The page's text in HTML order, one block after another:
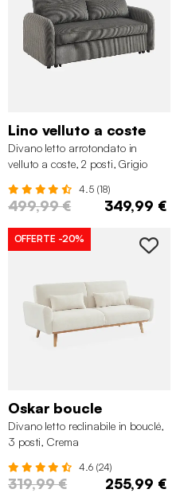
Lino velluto a coste
Divano letto arrotondato in
velluto a coste, 2 posti, Grigio
4.5 (18)
499,99 € 349,99 €
OFFERTE -20%
Oskar boucle
Divano letto reclinabile in bouclé,
3 posti, Crema
4.6 (24)
319,99 € 255,99 €